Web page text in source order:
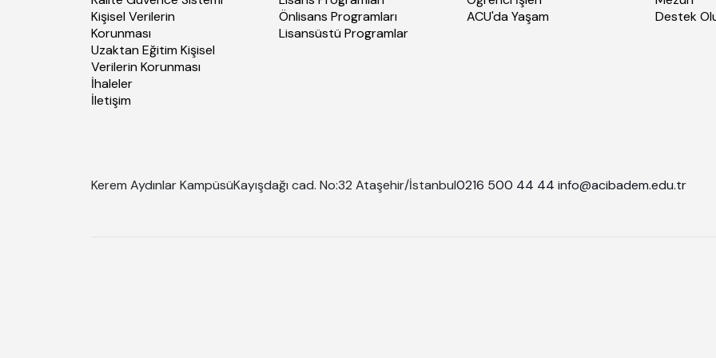
Kişisel Verilerin
Korunması
Uzaktan Eğitim Kişisel
Verilerin Korunması
İhaleler
İletişim
Önlisans Programları
Lisansüstü Programlar
ACU'da Yaşam
Destek
Kerem Aydınlar KampüsüKayışdağı cad. No:32 Ataşehir/İstanbul0216 500 44 44 info@acibadem.edu.tr